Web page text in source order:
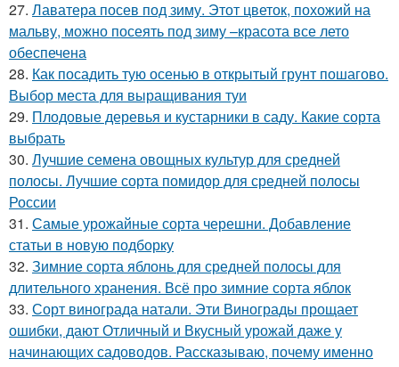
27. Лаватера посев под зиму. Этот цветок, похожий на
мальву, можно посеять под зиму –красота все лето
обеспечена
28. Как посадить тую осенью в открытый грунт пошагово.
Выбор места для выращивания туи
29. Плодовые деревья и кустарники в саду. Какие сорта
выбрать
30. Лучшие семена овощных культур для средней
полосы. Лучшие сорта помидор для средней полосы
России
31. Самые урожайные сорта черешни. Добавление
статьи в новую подборку
32. Зимние сорта яблонь для средней полосы для
длительного хранения. Всё про зимние сорта яблок
33. Сорт винограда натали. Эти Винограды прощает
ошибки, дают Отличный и Вкусный урожай даже у
начинающих садоводов. Рассказываю, почему именно